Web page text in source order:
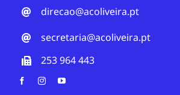
direcao@acoliveira.pt
secretaria@acoliveira.pt
253 964 443